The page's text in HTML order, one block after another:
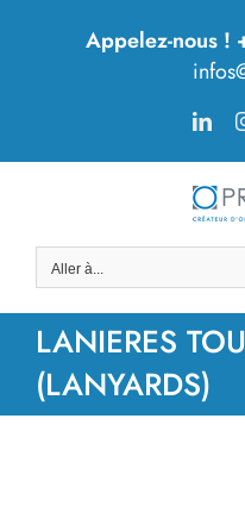
Appelez-nous
Aller à...
LANIERES
(LANYARDS)